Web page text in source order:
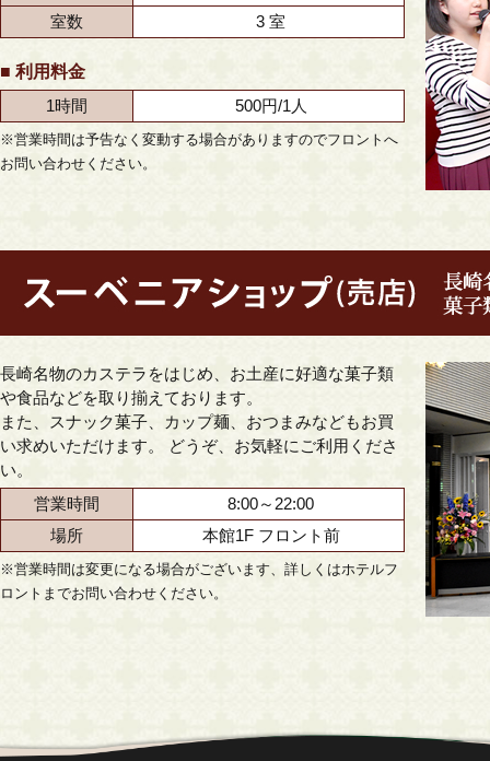
室数
3 室
■ 利用料金
1時間
500円/1人
※営業時間は予告なく変動する場合がありますのでフロントへ
お問い合わせください。
長崎名物のカステラをはじめ、お土産に好適な菓子類
や食品などを取り揃えております。
また、スナック菓子、カップ麺、おつまみなどもお買
い求めいただけます。 どうぞ、お気軽にご利用くださ
い。
営業時間
8:00～22:00
場所
本館1F フロント前
※営業時間は変更になる場合がございます、詳しくはホテルフ
ロントまでお問い合わせください。